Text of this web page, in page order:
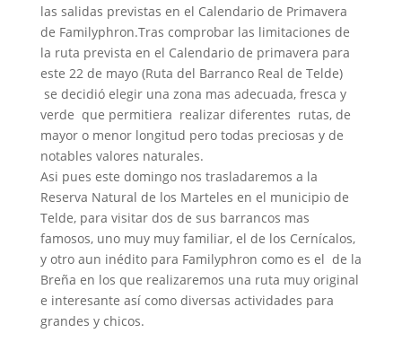
las salidas previstas en el Calendario de Primavera
de Familyphron.Tras comprobar las limitaciones de
la ruta prevista en el Calendario de primavera para
este 22 de mayo (Ruta del Barranco Real de Telde)
se decidió elegir una zona mas adecuada, fresca y
verde que permitiera realizar diferentes rutas, de
mayor o menor longitud pero todas preciosas y de
notables valores naturales.
Asi pues este domingo nos trasladaremos a la
Reserva Natural de los Marteles en el municipio de
Telde, para visitar dos de sus barrancos mas
famosos, uno muy muy familiar, el de los Cernícalos,
y otro aun inédito para Familyphron como es el de la
Breña en los que realizaremos una ruta muy original
e interesante así como diversas actividades para
grandes y chicos.